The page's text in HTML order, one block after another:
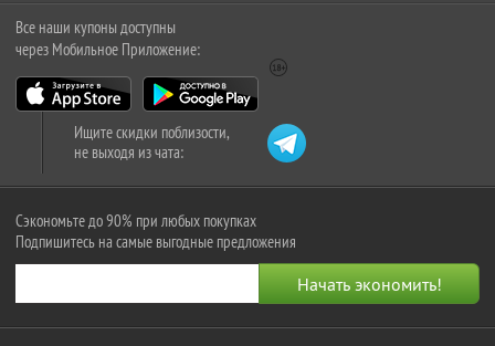
Все наши купоны доступны
через Мобильное Приложение:
Ищите скидки поблизости,
не выходя из чата:
Сэкономьте до 90% при любых покупках
Подпишитесь на самые выгодные предложения